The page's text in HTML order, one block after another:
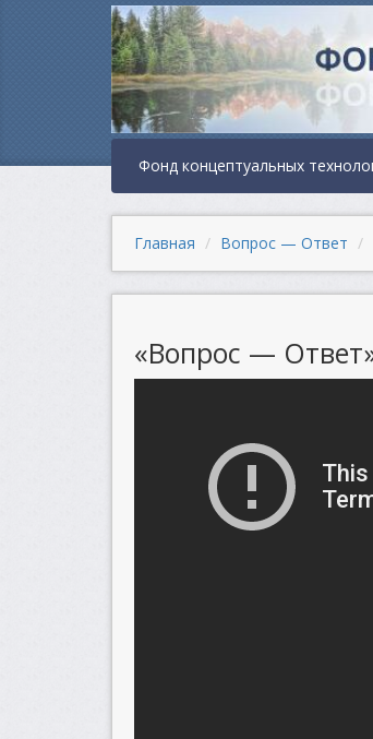
Фонд концептуальных
Главная Вопрос — Ответ
«Вопрос —